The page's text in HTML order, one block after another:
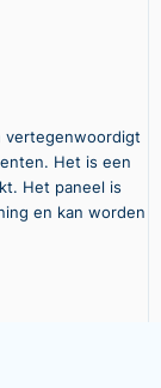
vertegenwoordigt
Het is een
Het paneel is
en kan worden